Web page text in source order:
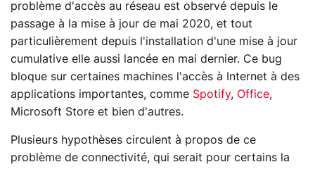
problème d'accès au réseau est observé depuis le
passage à la mise à jour de mai 2020, et tout
particulièrement depuis l'installation d'une mise à jour
cumulative elle aussi lancée en mai dernier. Ce bug
bloque sur certaines machines l'accès à Internet à des
applications importantes, comme Spotify, Office,
Microsoft Store et bien d'autres.
Plusieurs hypothèses circulent à propos de ce
problème de connectivité, qui serait pour certains la